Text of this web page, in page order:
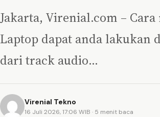
Jakarta, Virenial.com –
Laptop dapat anda lakukan
dari track audio…
Virenial Tekno
16 Juli 2026, 17:06 WIB · 5 menit baca